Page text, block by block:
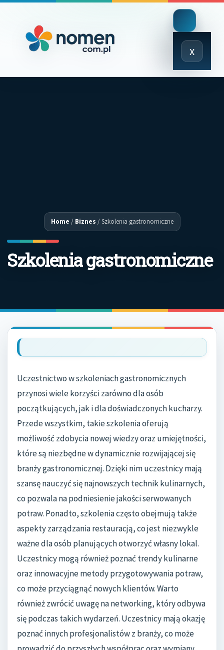
x
Close
Menu
Home / Biznes /Szkolenia gastronomiczne
Szkolenia gastronomiczne
Uczestnictwo w szkoleniach gastronomicznych
przynosi wiele korzyści zarówno dla osób
początkujących, jak i dla doświadczonych kucharzy.
Przede wszystkim, takie szkolenia oferują
możliwość zdobycia nowej wiedzy oraz umiejętności,
które są niezbędne w dynamicznie rozwijającej się
branży gastronomicznej. Dzięki nim uczestnicy mają
szansę nauczyć się najnowszych technik kulinarnych,
co pozwala na podniesienie jakości serwowanych
potraw. Ponadto, szkolenia często obejmują także
aspekty zarządzania restauracją, co jest niezwykle
ważne dla osób planujących otworzyć własny lokal.
Uczestnicy mogą również poznać trendy kulinarne
oraz innowacyjne metody przygotowywania potraw,
co może przyciągnąć nowych klientów. Warto
również zwrócić uwagę na networking, który odbywa
się podczas takich wydarzeń. Uczestnicy mają okazję
poznać innych profesjonalistów z branży, co może